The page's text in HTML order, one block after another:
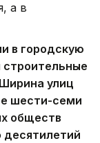
а в
в городскую
улиц
шести-семи
обществ
десятилетий